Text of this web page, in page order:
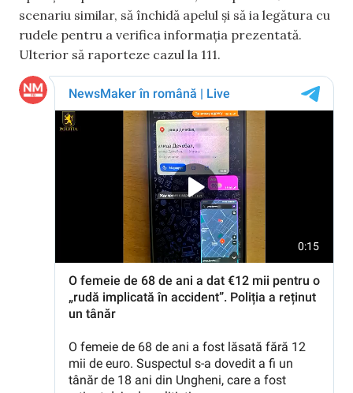
scenariu similar, să închidă apelul și să ia legătura cu
rudele pentru a verifica informația prezentată.
Ulterior să raporteze ca­­­zul la 111.